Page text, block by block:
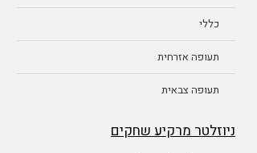
כללי
תעופה אזרחית
תעופה צבאית
ניוזלטר מרקיע שחקים